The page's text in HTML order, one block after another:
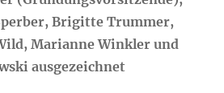
Brigitte Trummer,
Marianne Winkler und
ausgezeichnet